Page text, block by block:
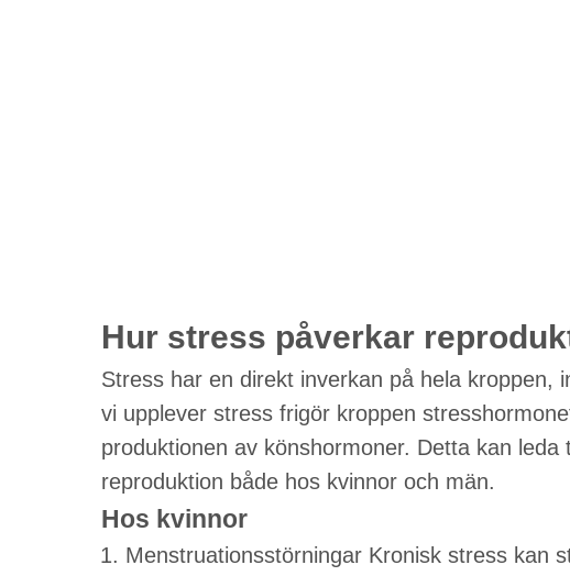
Hur stress påverkar
Stress har en direkt inverkan på hela kroppen,
vi upplever stress frigör kroppen
produktionen av könshormoner. Detta kan
reproduktion både hos kvinnor och män.
Hos kvinnor
Menstruationsstörningar Kronisk stress kan